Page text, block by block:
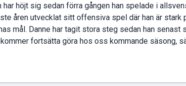
höjt sig sedan förra gången han spelade i
åren utvecklat sitt offensiva spel där han är stark
mål. Danne har tagit stora steg sedan han senast
fortsätta göra hos oss kommande säsong,